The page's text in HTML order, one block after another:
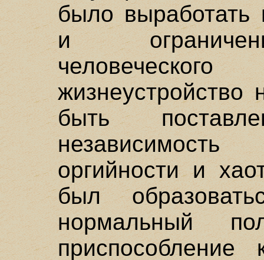
было выработать
и
быть
оргийности и
был
нормальный